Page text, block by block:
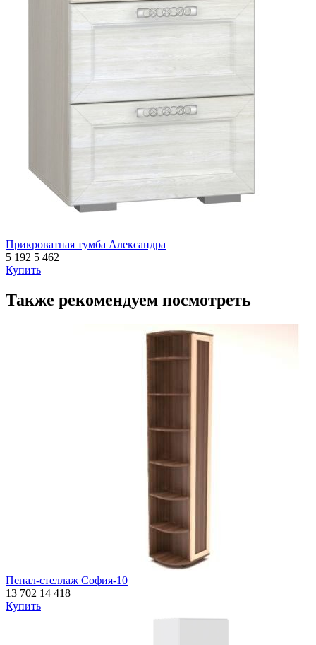
Прикроватная тумба Александра
5 192 5 462
Купить
Также рекомендуем посмотреть
Пенал-стеллаж София-10
13 702 14 418
Купить